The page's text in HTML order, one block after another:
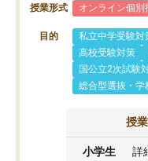
授業形式 オンライン個別
目的 私立中学受験対
高校受験対策
国公立2次試験
総合型選抜・学
授
小学生 詳